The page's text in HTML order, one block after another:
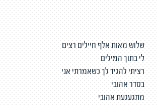
שלוש מאות אלף חיילים רצים
לי בתוך המילים
רציתי להגיד לך כשאמרתי אני
בסדר אהובי
מתגעגעת אהובי